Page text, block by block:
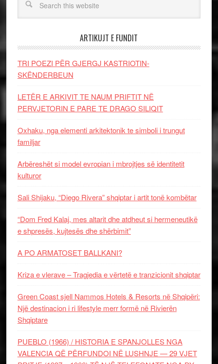
ARTIKUJT E FUNDIT
TRI POEZI PËR GJERGJ KASTRIOTIN-
SKËNDERBEUN
LETËR E ARKIVIT TE NAUM PRIFTIT NË
PERVJETORIN E PARE TE DRAGO SILIQIT
Oxhaku, nga elementi arkitektonik te simboli i trungut
familjar
Arbëreshët si model evropian i mbrojtjes së identitetit
kulturor
Sali Shijaku, “Diego Rivera” shqiptar i artit tonë kombëtar
“Dom Fred Kalaj, mes altarit dhe atdheut si hermeneutikë
e shpresës, kujtesës dhe shërbimit”
A PO ARMATOSET BALLKANI?
Kriza e vlerave – Tragjedia e vërtetë e tranzicionit shqiptar
Green Coast sjell Nammos Hotels & Resorts në Shqipëri:
Një destinacion i ri lifestyle merr formë në Rivierën
Shqiptare
PUEBLO (1966) / HISTORIA E SPANJOLLES NGA
VALENCIA QË PËRFUNDOI NË LUSHNJE — 29 VJET